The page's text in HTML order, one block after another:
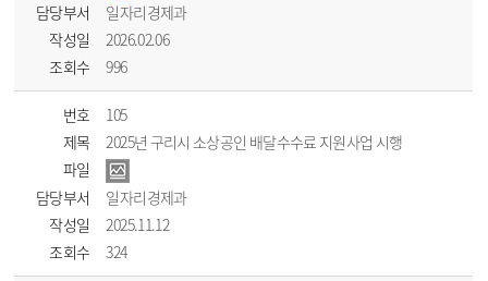
담당부서
일자리경제과
작성일
2026.02.06
조회수
996
번호
105
제목
2025년 구리시 소상공인 배달수수료 지원사업 시행
파일
담당부서
일자리경제과
작성일
2025.11.12
조회수
324